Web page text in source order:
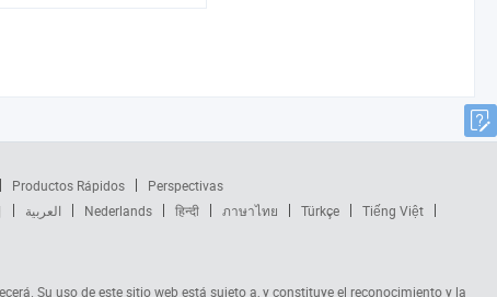
Productos Rápidos
Perspectivas
العربية Nederlands हिन्दी ภาษาไทย Türkçe
Tiếng Việt
Su uso de este sitio web está sujeto a, y constituye el reconocimiento y la